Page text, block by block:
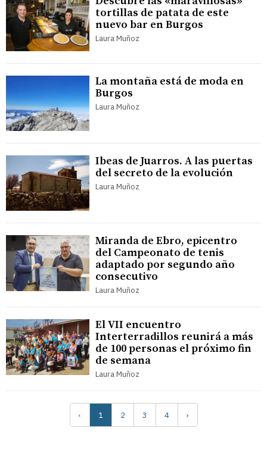
tortillas de patata de este
nuevo bar en Burgos
Laura Muñoz
La montaña está de moda en
Burgos
Laura Muñoz
Ibeas de Juarros. A las puertas
del secreto de la evolución
Laura Muñoz
Miranda de Ebro, epicentro
del Campeonato de tenis
adaptado por segundo año
consecutivo
Laura Muñoz
El VII encuentro
Interterradillos reunirá a más
de 100 personas el próximo fin
de semana
Laura Muñoz
‹ 1 2 3 4 ›